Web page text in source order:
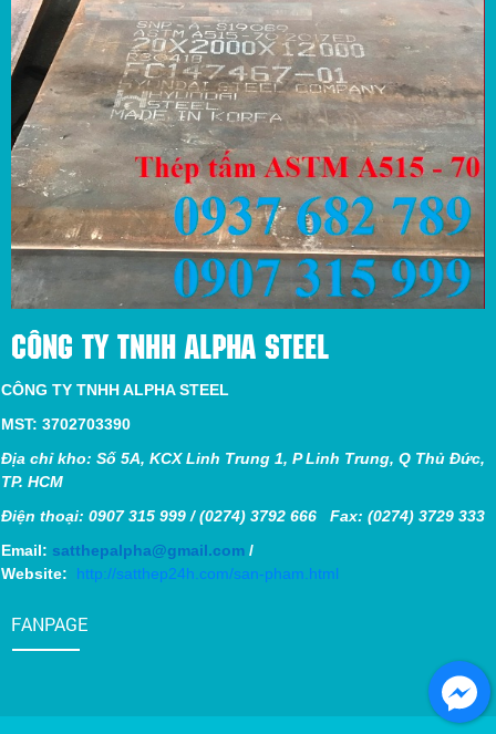
CÔNG TY TNHH ALPHA STEEL
CÔNG TY TNHH ALPHA STEEL
MST: 3702703390
Địa chỉ kho: Số 5A, KCX Linh Trung 1, P Linh Trung, Q Thủ Đức,
TP. HCM
Điện thoại: 0907 315 999 / (0274) 3792 666 Fax: (0274) 3729 333
Email: satthepalpha@gmail.com /
Website:
http://satthep24h.com/san-pham.html
FANPAGE